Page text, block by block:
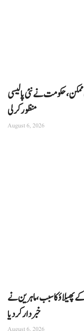
حکومت نے نئی پالیسی
منظور کرلی
August 6, 2026
پھیلاؤ کا سبب، ماہرین نے
خبردار کر دیا